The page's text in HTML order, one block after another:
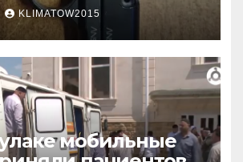
KLIMATOW2015
мобильные